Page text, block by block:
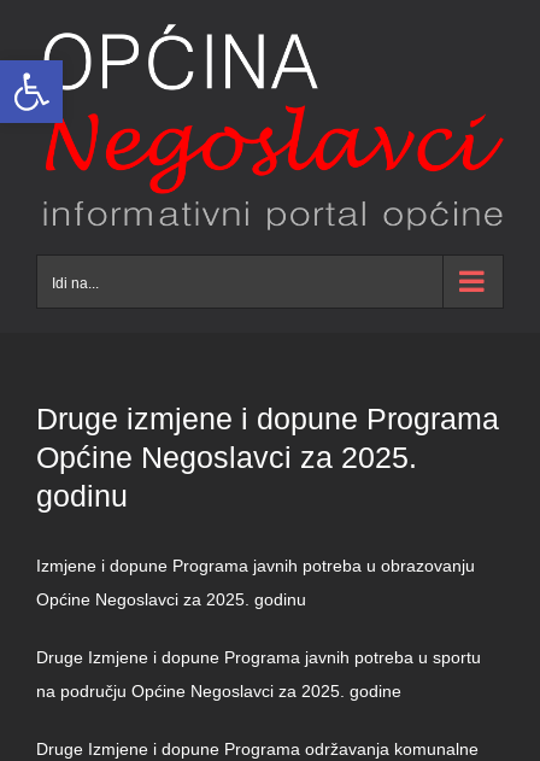
Open toolbar
content
Idi na...
Druge izmjene i dopune Programa
Općine Negoslavci za 2025.
godinu
Izmjene i dopune Programa javnih potreba u obrazovanju
Općine Negoslavci za 2025. godinu
Druge Izmjene i dopune Programa javnih potreba u sportu
na području Općine Negoslavci za 2025. godine
Druge Izmjene i dopune Programa održavanja komunalne